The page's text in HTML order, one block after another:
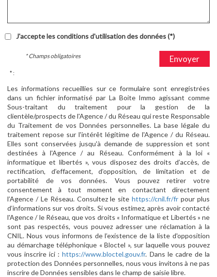
J'accepte les conditions d'utilisation des données (*)
Envoyer
* Champs obligatoires
* :
Les informations recueillies sur ce formulaire sont enregistrées
dans un fichier informatisé par La Boite Immo agissant comme
Sous-traitant du traitement pour la gestion de la
clientèle/prospects de l'Agence / du Réseau qui reste Responsable
du Traitement de vos Données personnelles. La base légale du
traitement repose sur l'intérêt légitime de l'Agence / du Réseau.
Elles sont conservées jusqu'à demande de suppression et sont
destinées à l'Agence / au Réseau. Conformément à la loi «
informatique et libertés », vous disposez des droits d’accès, de
rectification, d’effacement, d’opposition, de limitation et de
portabilité de vos données. Vous pouvez retirer votre
consentement à tout moment en contactant directement
l’Agence / Le Réseau. Consultez le sitehttps://cnil.fr/fr pour plus
d’informations sur vos droits. Si vous estimez, après avoir contacté
l'Agence / le Réseau, que vos droits « Informatique et Libertés » ne
sont pas respectés, vous pouvez adresser une réclamation à la
CNIL. Nous vous informons de l’existence de la liste d'opposition
au démarchage téléphonique « Bloctel », sur laquelle vous pouvez
vous inscrire ici :https://www.bloctel.gouv.fr. Dans le cadre de la
protection des Données personnelles, nous vous invitons à ne pas
inscrire de Données sensibles dans le champ de saisie libre.